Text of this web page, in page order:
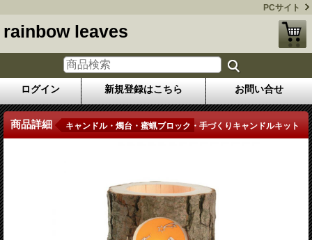
PCサイト
rainbow leaves
ログイン 新規登録はこちら お問い合せ
商品詳細 キャンドル・燭台・蜜蝋ブロック・手づくりキャンドルキット